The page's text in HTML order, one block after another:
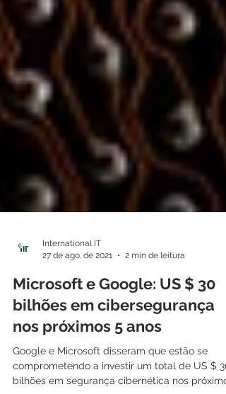
27 de ago. de 2021
2 min de leitura
Microsoft e Google: US $ 30
bilhões em cibersegurança
nos próximos 5 anos
Google e Microsoft disseram que estão se